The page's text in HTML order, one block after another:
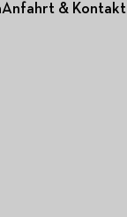
Anfahrt & Kontakt